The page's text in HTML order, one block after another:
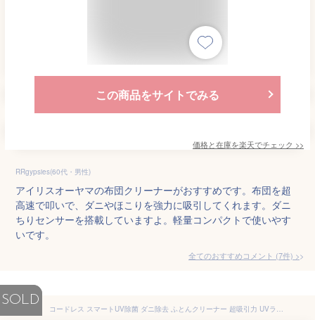
この商品をサイトでみる
価格と在庫を楽天でチェック >>
RRgypsies(60代・男性)
アイリスオーヤマの布団クリーナーがおすすめです。布団を超
高速で叩いで、ダニやほこりを強力に吸引してくれます。ダニ
ちりセンサーを搭載していますよ。軽量コンパクトで使いやす
いです。
全てのおすすめコメント (7件) >
SOLD
コードレス スマートUV除菌 ダニ除去 ふとんクリーナー 超吸引力 UVランプ除菌 UV布団クリーナー 布団掃除機 小型掃除機 強力 適用 高効率 軽量 布団 梅雨対策 ホワイト ブラック